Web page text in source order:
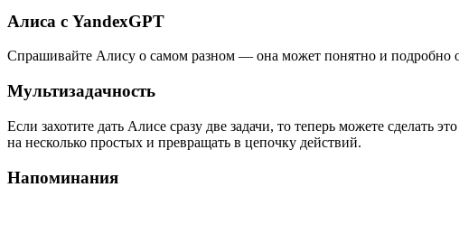
Алиса с YandexGPT
Спрашивайте Алису о самом разном — она может понятно и подробно
Мультизадачность
Если захотите дать Алисе сразу две задачи, то теперь можете сделать
на несколько простых и превращать в цепочку действий.
Напоминания